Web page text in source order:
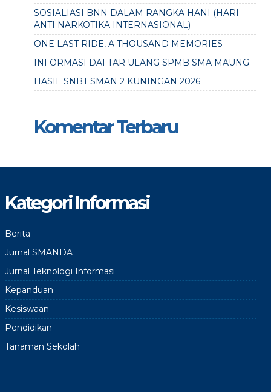
SOSIALIASI BNN DALAM RANGKA HANI (HARI
ANTI NARKOTIKA INTERNASIONAL)
ONE LAST RIDE, A THOUSAND MEMORIES
INFORMASI DAFTAR ULANG SPMB SMA MAUNG
HASIL SNBT SMAN 2 KUNINGAN 2026
Komentar Terbaru
Kategori Informasi
Berita
Jurnal SMANDA
Jurnal Teknologi Informasi
Kepanduan
Kesiswaan
Pendidikan
Tanaman Sekolah